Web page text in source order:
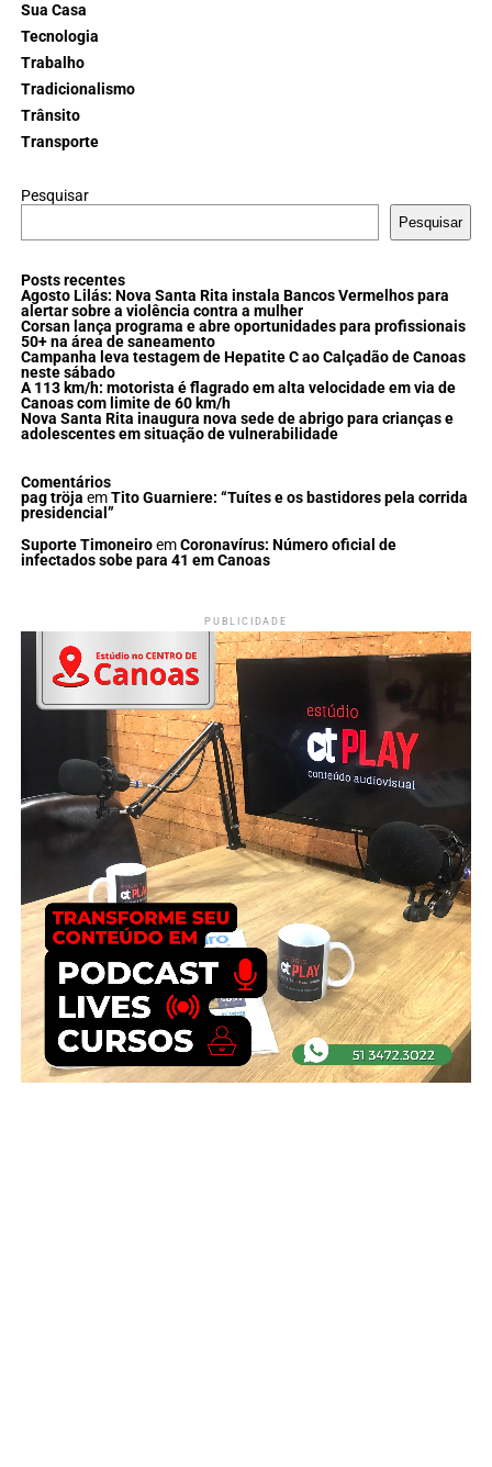
Sua Casa
Tecnologia
Trabalho
Tradicionalismo
Trânsito
Transporte
Pesquisar
Pesquisar
Posts recentes
Agosto Lilás: Nova Santa Rita instala Bancos Vermelhos para
alertar sobre a violência contra a mulher
Corsan lança programa e abre oportunidades para profissionais
50+ na área de saneamento
Campanha leva testagem de Hepatite C ao Calçadão de Canoas
neste sábado
A 113 km/h: motorista é flagrado em alta velocidade em via de
Canoas com limite de 60 km/h
Nova Santa Rita inaugura nova sede de abrigo para crianças e
adolescentes em situação de vulnerabilidade
Comentários
pag tröja emTito Guarniere: “Tuítes e os bastidores pela corrida
presidencial”
Suporte TimoneiroemCoronavírus: Número oficial de
infectados sobe para 41 em Canoas
PUBLICIDADE